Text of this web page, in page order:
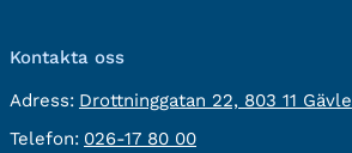
Kontakta oss
Adress: besöksadress:
Drottninggatan 22, 803 11 Gävle
Telefon: Telefon:
026-17 80 00